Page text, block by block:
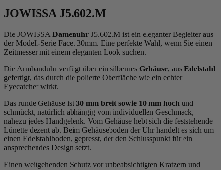
JOWISSA J5.602.M
Die JOWISSA Damenuhr J5.602.M ist ein eleganter Begleiter aus
der Modell-Serie Facet 30mm. Eine perfekte Wahl, wenn Sie einen
Zeitmesser mit einem eleganten Look suchen.
Die Armbanduhr verfügt über ein silbernes Gehäuse, aus Edelstahl
gefertigt, das durch die polierte Oberfläche wie ein echter
Eyecatcher wirkt.
Das runde Gehäuse ist 30 mm breit sowie 10 mm hoch und
schmückt, natürlich abhängig vom individuellen Geschmack,
nahezu jedes Handgelenk. Vom Gehäuse hebt sich die feststehende
Lünette dezent ab. Beim Gehäuseboden der Uhr handelt es sich um
einen Edelstahlboden, gepresst, der den Schlusspunkt für ein
ansprechendes Design setzt.
Einen weitgehenden Schutz vor unbeabsichtigten Kratzern und